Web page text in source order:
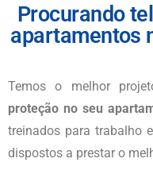
Procurando
apartamentos
Temos o melhor
proteção no seu
treinados para trabalho
dispostos a prestar o